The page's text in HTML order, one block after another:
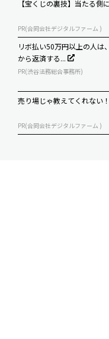
【宝くじの裏技】当たる側
PR(合同会社デジタルファーム )
リボ払い50万円以上の人は
から返済する...
PR(渋谷法務総合事務所)
売り場じゃ教えてくれない
PR(合同会社デジタルファーム )